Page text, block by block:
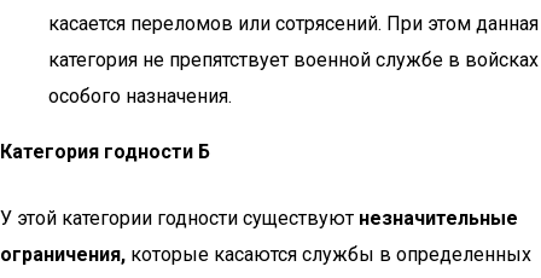
касается переломов или сотрясений. При этом данная
категория не препятствует военной службе в войсках
особого назначения.
Категория годности Б
У этой категории годности существуют незначительные
ограничения, которые касаются службы в определенных